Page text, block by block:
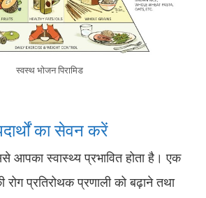
स्वस्थ भोजन पिरामिड
का सेवन करें
आपका स्वास्थ्य प्रभावित होता है। एक
प्रतिरोथक प्रणाली को बढ़ाने तथा